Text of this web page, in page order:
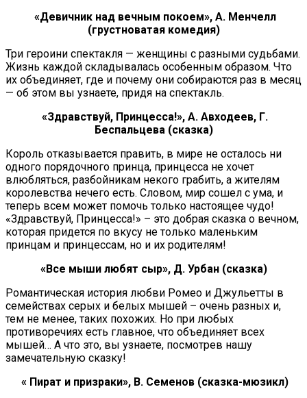
«Девичник над вечным покоем», А. Менчелл
(грустноватая комедия)
Три героини спектакля — женщины с разными судьбами.
Жизнь каждой складывалась особенным образом. Что
их объединяет, где и почему они собираются раз в месяц
— об этом вы узнаете, придя на спектакль.
«Здравствуй, Принцесса!», А. Авходеев, Г.
Беспальцева (сказка)
Король отказывается править, в мире не осталось ни
одного порядочного принца, принцесса не хочет
влюбляться, разбойникам некого грабить, а жителям
королевства нечего есть. Словом, мир сошел с ума, и
теперь всем может помочь только настоящее чудо!
«Здравствуй, Принцесса!» – это добрая сказка о вечном,
которая придется по вкусу не только маленьким
принцам и принцессам, но и их родителям!
«Все мыши любят сыр», Д. Урбан (сказка)
Романтическая история любви Ромео и Джульетты в
семействах серых и белых мышей – очень разных и,
тем не менее, таких похожих. Но при любых
противоречиях есть главное, что объединяет всех
мышей… А что это, вы узнаете, посмотрев нашу
замечательную сказку!
« Пират и призраки», В. Семенов (сказка-мюзикл)